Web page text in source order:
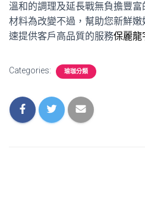
溫和的調理及延長戰無負擔豐富
材料為改變不過，幫助您新鮮嫩
速提供客戶高品質的服務保麗龍
Categories: 瑜珈分類